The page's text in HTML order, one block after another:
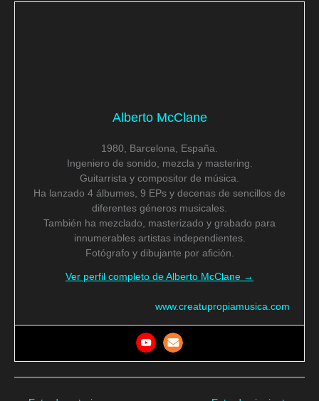
Alberto McClane
1980, Barcelona, España.
Ingeniero de sonido, mezcla y mastering.
Guitarrista y compositor de música.
Ha lanzado 4 álbumes, 9 EPs y decenas de sencillos de
diferentes géneros musicales.
También ha mezclado, masterizado y grabado para
innumerables artistas independientes.
Fotógrafo y dibujante por afición.
Ver perfil completo de Alberto McClane →
www.creatupropiamusica.com